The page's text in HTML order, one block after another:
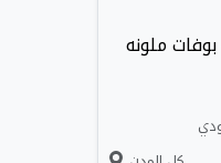
ملونه